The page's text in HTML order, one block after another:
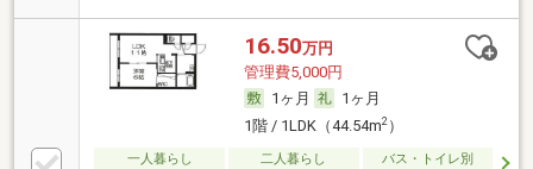
16.50万円
管理費5,000円
1ヶ月
1ヶ月
1階 / 1LDK（44.54m2）
一人暮らし 二人暮らし
バス・トイレ別